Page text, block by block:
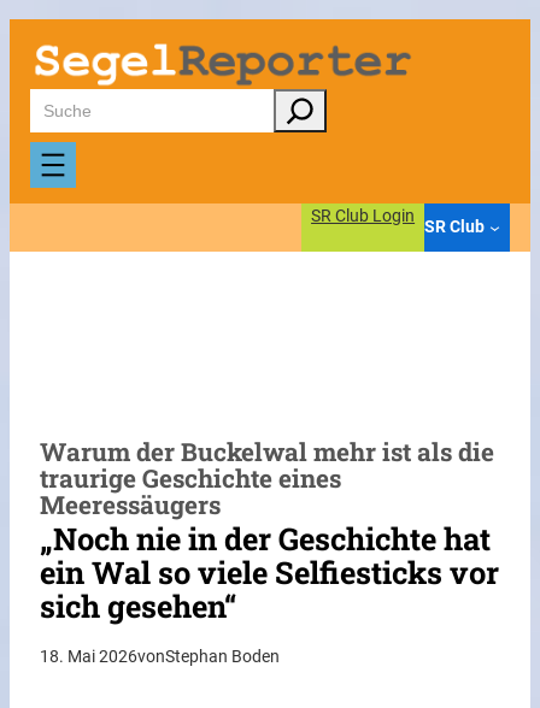
Zum
Inhalt
springen
Suchen
SR Club Login
SR Club
Warum der Buckelwal mehr ist als die
traurige Geschichte eines
Meeressäugers
„Noch nie in der Geschichte hat
ein Wal so viele Selfiesticks vor
sich gesehen“
18. Mai 2026vonStephan Boden